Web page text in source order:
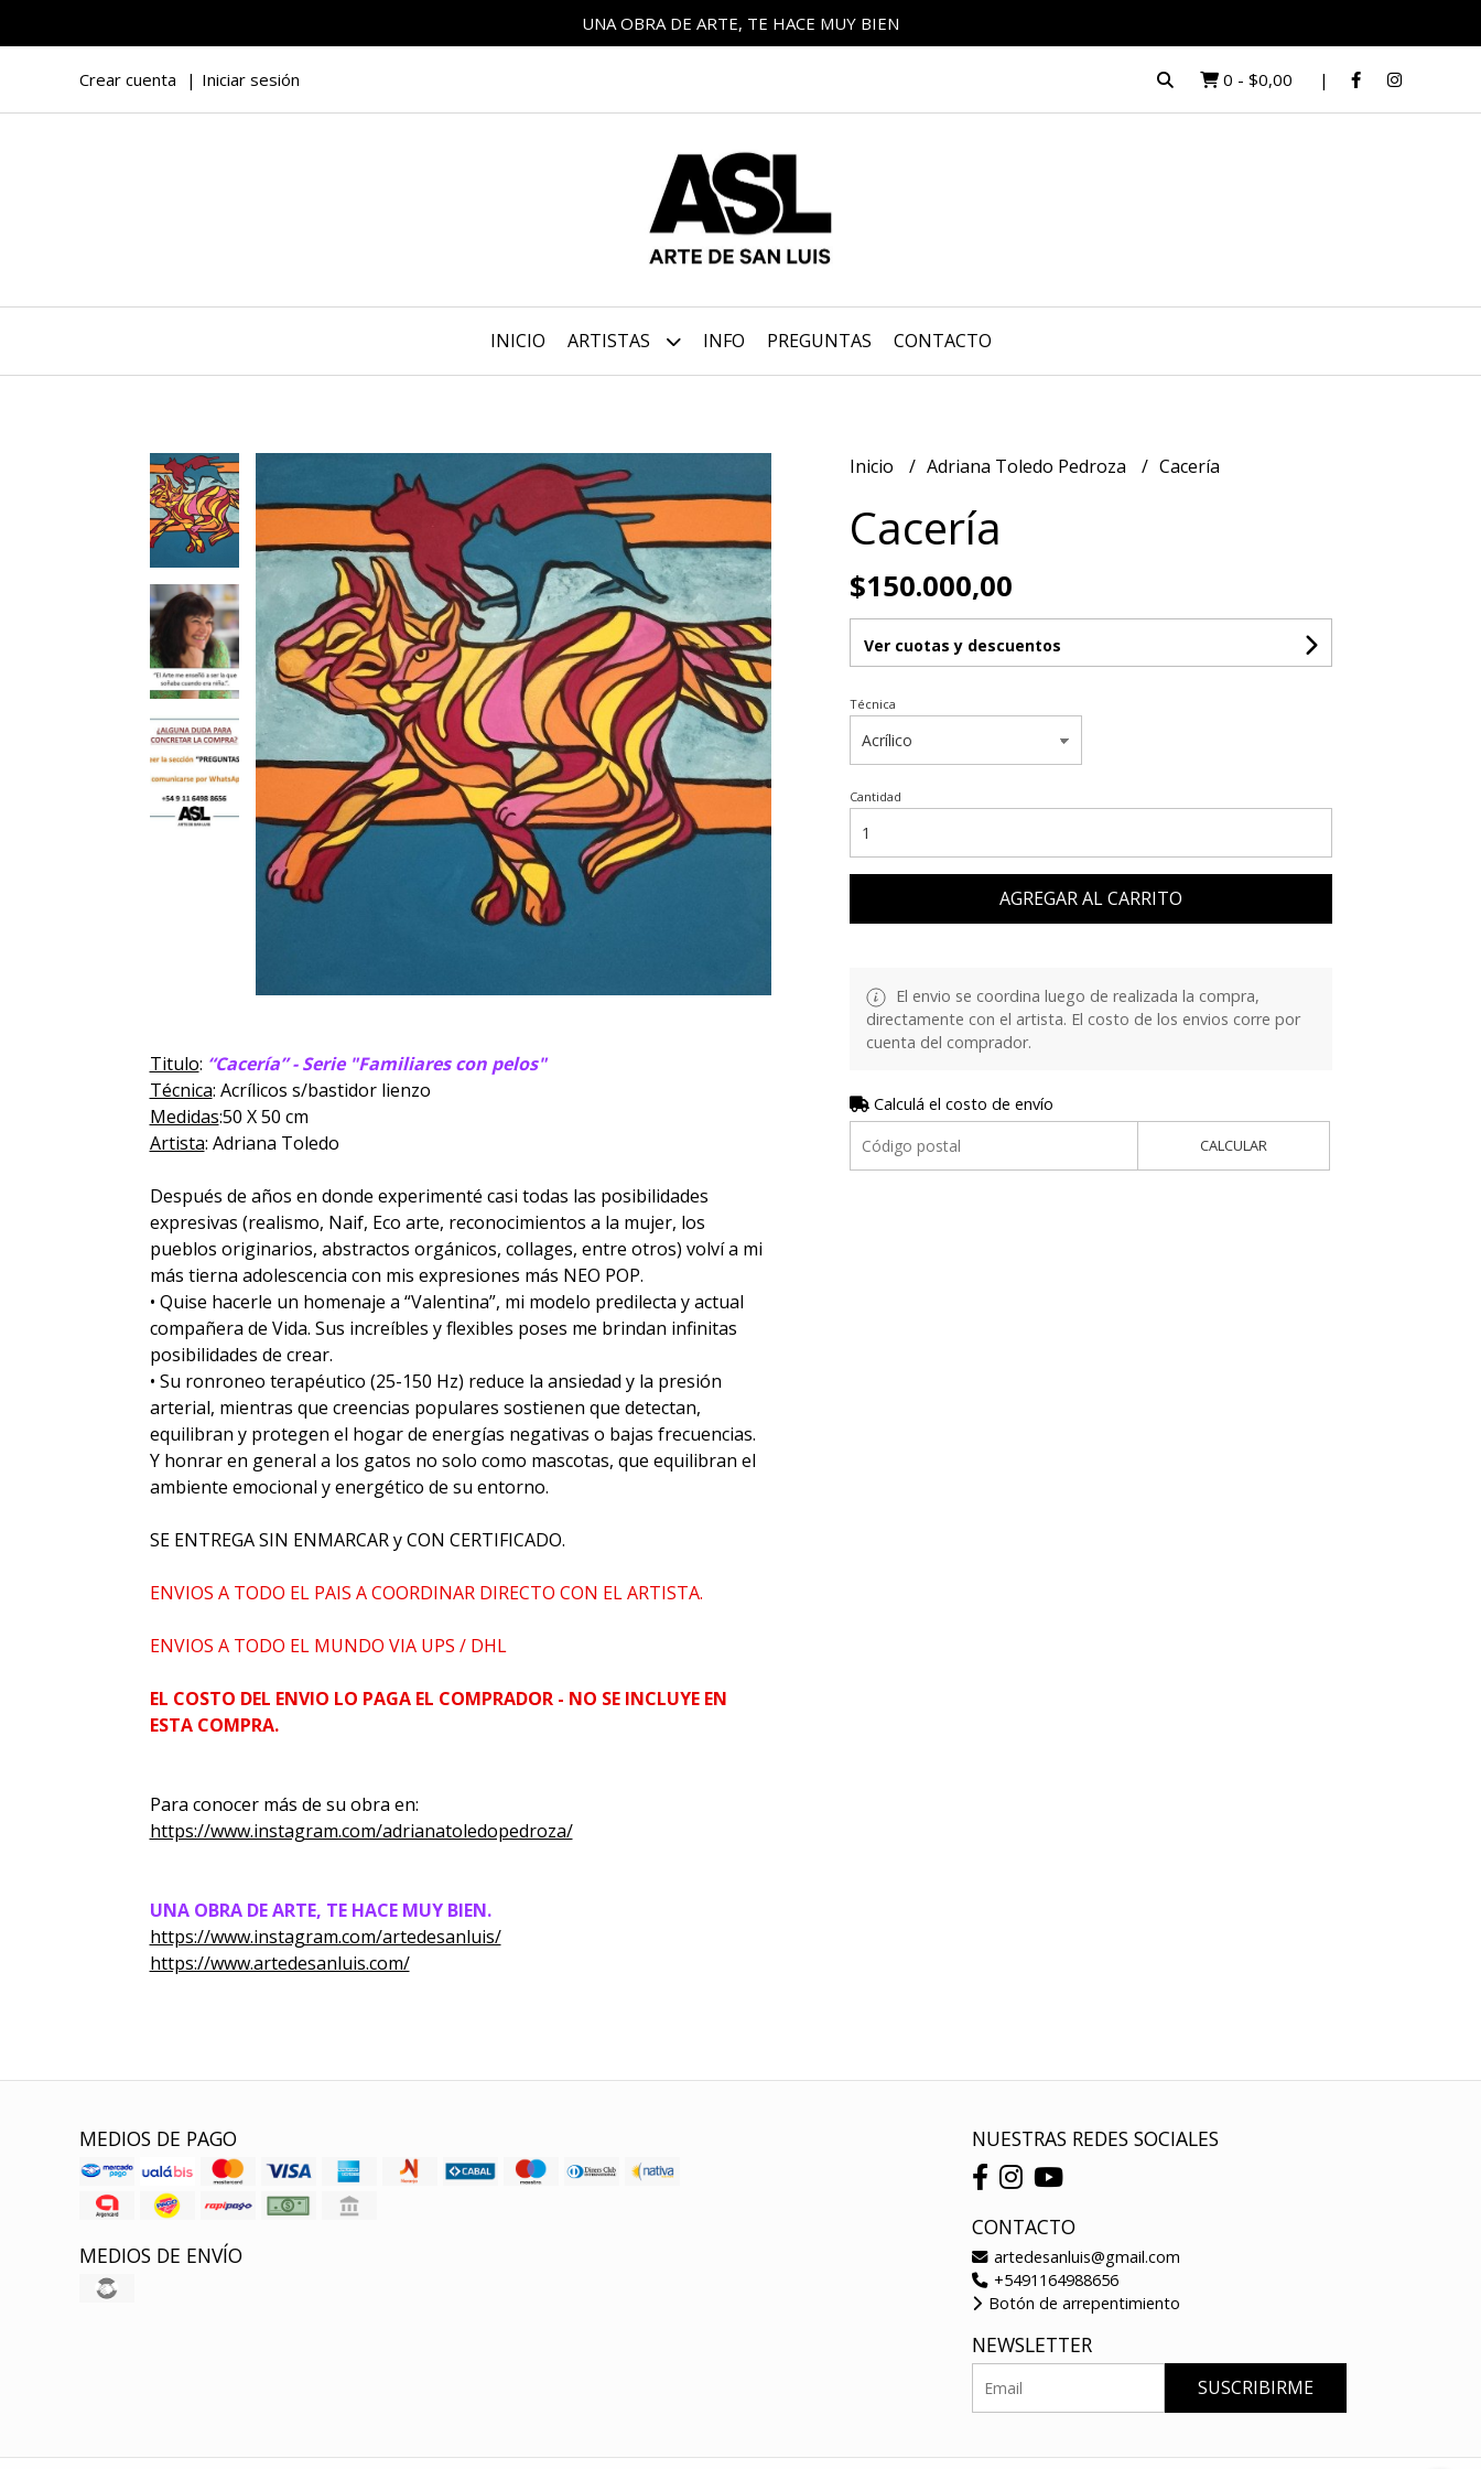
UNA OBRA DE ARTE, TE HACE MUY BIEN
Crear cuenta Iniciar sesión 0 - $0,00
INICIO ARTISTAS INFO PREGUNTAS CONTACTO
Titulo: “Cacería” - Serie "Familiares con pelos"
Técnica: Acrílicos s/bastidor lienzo
Medidas:50 X 50 cm
Artista: Adriana Toledo
Después de años en donde experimenté casi todas las posibilidades
expresivas (realismo, Naif, Eco arte, reconocimientos a la mujer, los
pueblos originarios, abstractos orgánicos, collages, entre otros) volví a mi
más tierna adolescencia con mis expresiones más NEO POP.
• Quise hacerle un homenaje a “Valentina”, mi modelo predilecta y actual
compañera de Vida. Sus increíbles y flexibles poses me brindan infinitas
posibilidades de crear.
• Su ronroneo terapéutico (25-150 Hz) reduce la ansiedad y la presión
arterial, mientras que creencias populares sostienen que detectan,
equilibran y protegen el hogar de energías negativas o bajas frecuencias.
Y honrar en general a los gatos no solo como mascotas, que equilibran el
ambiente emocional y energético de su entorno.
SE ENTREGA SIN ENMARCAR y CON CERTIFICADO.
ENVIOS A TODO EL PAIS A COORDINAR DIRECTO CON EL ARTISTA.
ENVIOS A TODO EL MUNDO VIA UPS / DHL
EL COSTO DEL ENVIO LO PAGA EL COMPRADOR - NO SE INCLUYE EN
ESTA COMPRA.
Para conocer más de su obra en:
https://www.instagram.com/adrianatoledopedroza/
UNA OBRA DE ARTE, TE HACE MUY BIEN.
https://www.instagram.com/artedesanluis/
https://www.artedesanluis.com/
Inicio Adriana Toledo Pedroza Cacería
Cacería
$150.000,00
Ver cuotas y descuentos
Técnica
Cantidad
AGREGAR AL CARRITO
El envio se coordina luego de realizada la compra,
directamente con el artista. El costo de los envios corre por
cuenta del comprador.
Calculá el costo de envío
CALCULAR
MEDIOS DE PAGO
MEDIOS DE ENVÍO
NUESTRAS REDES SOCIALES
CONTACTO
artedesanluis@gmail.com
+5491164988656
Botón de arrepentimiento
NEWSLETTER
SUSCRIBIRME